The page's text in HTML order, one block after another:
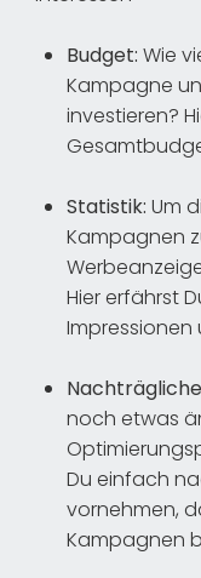
Budget: Wie
Kampagne
investieren?
Statistik: Um
Kampagnen
Hier erfährst
Impressionen
noch etwas
Du einfach
vornehmen,
Kampagnen